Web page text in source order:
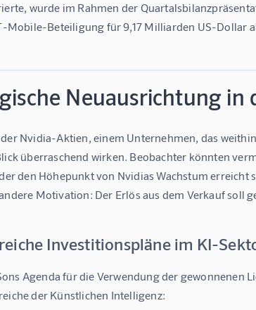
wurde im Rahmen der
Mobile-Beteiligung für 9,17 Milliarden US-Dollar
Neuausrichtung in
Nvidia-Aktien, einem Unternehmen, das
überraschend wirken. Beobachter könnten
den Höhepunkt von Nvidias Wachstum
Motivation: Der Erlös aus dem Verkauf soll
Investitionspläne im KI-
Agenda für die Verwendung der
der Künstlichen Intelligenz: